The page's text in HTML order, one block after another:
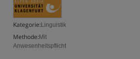
Kategorie: Linguistik
Methode: Mit
Anwesenheitspflicht